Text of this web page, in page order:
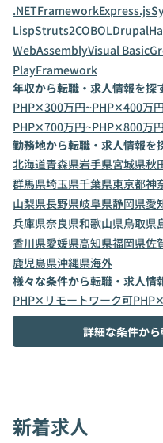
.NETFrameworkExpress.js
LispStruts2COBOLDrupal
WebAssemblyVisual Basic
PlayFramework
年収から転職・求人情報を探
PHP✕300万円~PHP✕400万
PHP✕700万円~PHP✕800万
勤務地から転職・求人情報を
北海道青森県岩手県宮城県秋
群馬県埼玉県千葉県東京都神
山梨県長野県岐阜県静岡県愛
兵庫県奈良県和歌山県鳥取県
香川県愛媛県高知県福岡県佐
鹿児島県沖縄県海外
様々な条件から転職・求人情
PHP✕リモートワーク可
詳細な条件か
新着求人